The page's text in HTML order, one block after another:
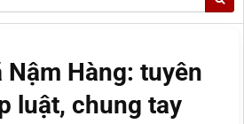
Nậm Hàng: tuyên
luật, chung tay